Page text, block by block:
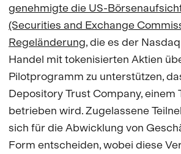
genehmigte die US-
(Securities and Exchange
Regeländerung, die es der
Handel mit tokenisierten Aktien
Pilotprogramm zu unterstützen,
Depository Trust Company, einem
betrieben wird. Zugelassene
sich für die Abwicklung von
Form entscheiden, wobei diese